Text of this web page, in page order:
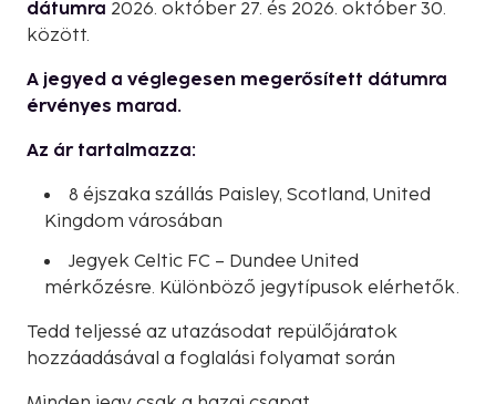
dátumra 2026. október 27. és 2026. október 30.
között.
A jegyed a véglegesen megerősített dátumra
érvényes marad.
Az ár tartalmazza:
8 éjszaka szállás Paisley, Scotland, United
Kingdom városában
Jegyek Celtic FC – Dundee United
mérkőzésre. Különböző jegytípusok elérhetők.
Tedd teljessé az utazásodat repülőjáratok
hozzáadásával a foglalási folyamat során